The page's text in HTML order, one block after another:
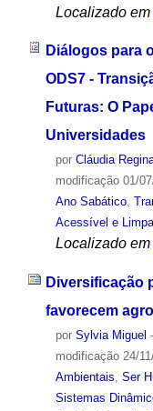
Localizado em
Diálogos para
ODS7 -
Futuras: O
Universidades
por Cláudia
modificação01/
Ano Sabático,
Acessível e Limpa
Localizado em
Diversificação
favorecem
por Sylvia Miguel
modificação24/
Ambientais, Ser
Sistemas